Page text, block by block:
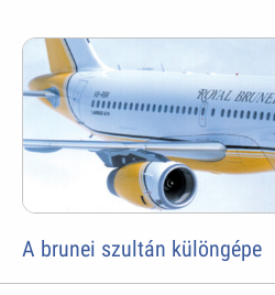
A brunei szultán különgépe